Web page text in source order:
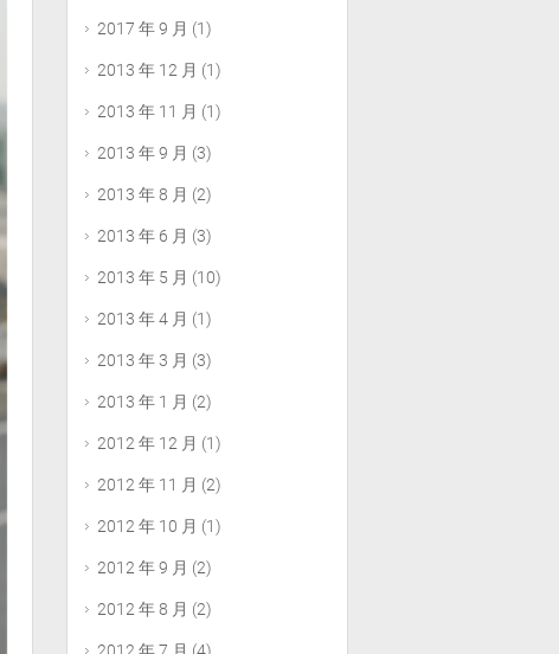
2017 年 9 月 (1)
2013 年 12 月 (1)
2013 年 11 月 (1)
2013 年 9 月 (3)
2013 年 8 月 (2)
2013 年 6 月 (3)
2013 年 5 月 (10)
2013 年 4 月 (1)
2013 年 3 月 (3)
2013 年 1 月 (2)
2012 年 12 月 (1)
2012 年 11 月 (2)
2012 年 10 月 (1)
2012 年 9 月 (2)
2012 年 8 月 (2)